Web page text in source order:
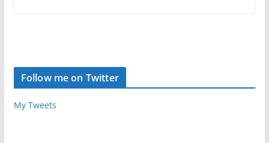
Follow me on Twitter
My Tweets